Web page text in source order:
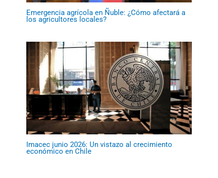
Emergencia agrícola en Ñuble: ¿Cómo afectará a
los agricultores locales?
Imacec junio 2026: Un vistazo al crecimiento
económico en Chile